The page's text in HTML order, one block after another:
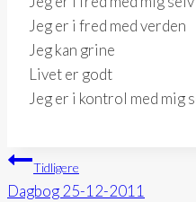
Jeg er i fred med verden
Jeg kan grine
Livet er godt
Jeg er i kontrol med mig
Indlægsnavigation
Tidligere
Dagbog 25-12-2011